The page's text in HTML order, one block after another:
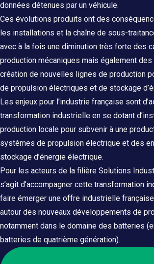
données détenues par un véhicule.
Ces évolutions produits ont des
les installations et la chaîne de sous-
avec à la fois une diminution très forte des
production mécaniques mais également
création de nouvelles lignes de production
de propulsion électriques et de stockage
Les enjeux pour l’industrie française sont
transformation industrielle en se dotant
production locale pour subvenir à une
systèmes de propulsion électrique et des
stockage d’énergie électrique.
Pour les acteurs de la filière Solutions
s’agit d’accompagner cette transformation
faire émerger une offre industrielle
autour des nouveaux développements de
notamment dans le domaine des batteries
batteries de quatrième génération).